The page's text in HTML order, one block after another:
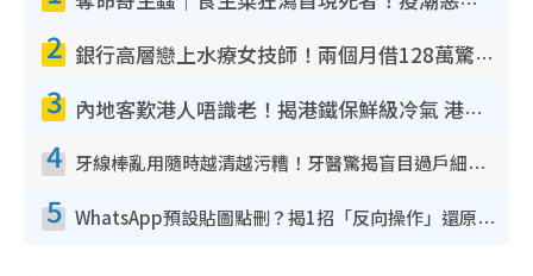
2 銀行高層戀上水療女技師！兩個月借128萬驚覺「沉船」沉落火海 揭背後疑似邪教操控賣淫
3 內地客歎港人唔識老！揭港鐵保鮮級冷氣 港人求放過：咪投訴
4 牙線棒亂用隨時越清越污糟！牙醫驚揭盲目過戶細菌恐致蛀牙：呢種先係日常真保養
5 WhatsApp預設貼圖點刪？揭1招「反向操作」還原簡潔介面 附3步實測教學